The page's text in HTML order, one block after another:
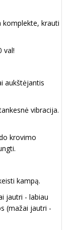
komplekte, krauti
val!
aukštėjantis
vibracija.
krovimo
kampą.
jautri - labiau
(mažai jautri -